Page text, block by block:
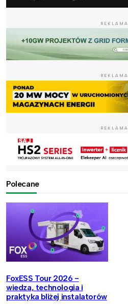
REKLAMA
REKLAMA
REKLAMA
Polecane
FoxESS Tour 2026 -
wiedza, technologia i
praktyka bliżej instalatorów